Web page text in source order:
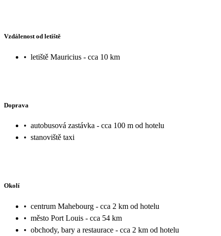
Vzdálenost od letiště
• letiště Mauricius - cca 10 km
Doprava
• autobusová zastávka - cca 100 m od hotelu
• stanoviště taxi
Okolí
• centrum Mahebourg - cca 2 km od hotelu
• město Port Louis - cca 54 km
• obchody, bary a restaurace - cca 2 km od hotelu